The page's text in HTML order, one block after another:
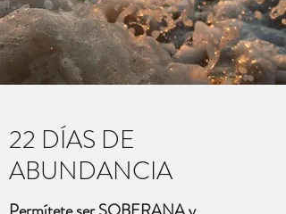
22 DÍAS DE
ABUNDANCIA